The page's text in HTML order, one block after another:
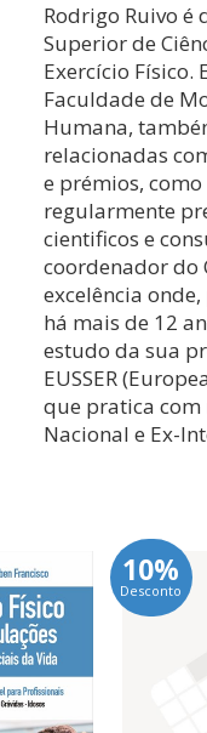
Rodrigo Ruivo é
Superior de
Exercício Físico.
Faculdade de
Humana,
relacionadas
e prémios,
regularmente
cientificos e
coordenador do
excelência
há mais de 12
estudo da sua
EUSSER
que pratica
Nacional e Ex-
10%
Desconto